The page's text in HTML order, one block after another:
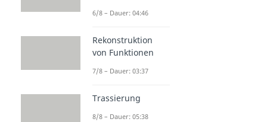
6/8 – Dauer: 04:46
Rekonstruktion
von Funktionen
7/8 – Dauer: 03:37
Trassierung
8/8 – Dauer: 05:38